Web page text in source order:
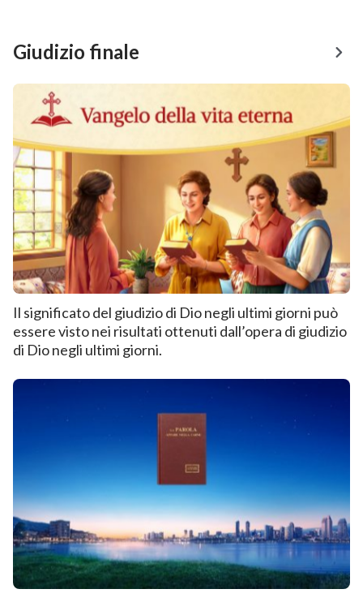
Giudizio finale
Il significato del giudizio di Dio negli ultimi giorni può
essere visto nei risultati ottenuti dall’opera di giudizio
di Dio negli ultimi giorni.